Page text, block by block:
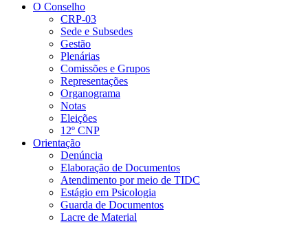
O Conselho
CRP-03
Sede e Subsedes
Gestão
Plenárias
Comissões e Grupos
Representações
Organograma
Notas
Eleições
12º CNP
Orientação
Denúncia
Elaboração de Documentos
Atendimento por meio de TIDC
Estágio em Psicologia
Guarda de Documentos
Lacre de Material